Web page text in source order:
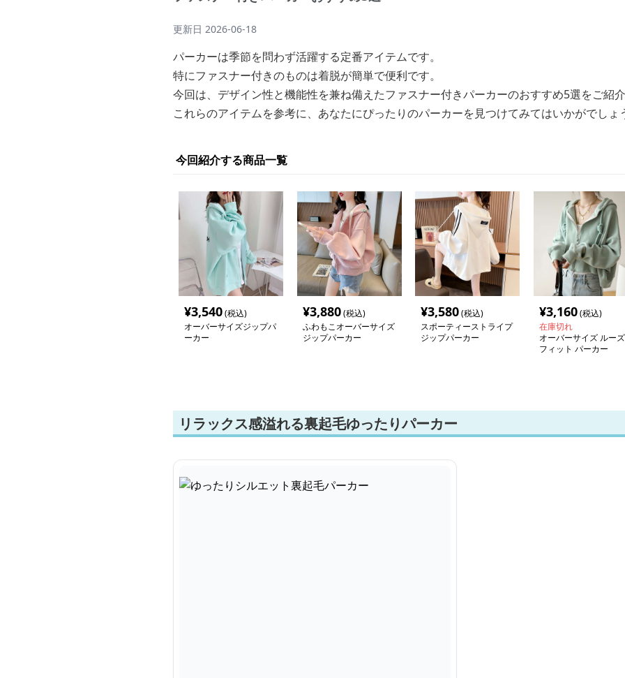
更新日 2026-06-18
パーカーは季節を問わず活躍する定番アイテムです。
特にファスナー付きのものは着脱が簡単で便利です。
今回は、デザイン性と機能性を兼ね備えたファスナー付きパーカーのおすすめ5選をご紹介
これらのアイテムを参考に、あなたにぴったりのパーカーを見つけてみてはいかがでしょ
今回紹介する商品一覧
¥3,540(税込)
オーバーサイズジップパ
ーカー
¥3,880(税込)
ふわもこオーバーサイズ
ジップパーカー
¥3,580(税込)
スポーティーストライプ
ジップパーカー
¥3,160(税込)
在庫切れ
オーバーサイズ ルーズ
フィット パーカー
リラックス感溢れる裏起毛ゆったりパーカー